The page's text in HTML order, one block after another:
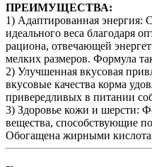
ПРЕИМУЩЕСТВА:
1) Адаптированная энергия:
идеального веса благодаря
рациона, отвечающей
мелких размеров. Формула
2) Улучшенная вкусовая
вкусовые качества корма
привередливых в питании
3) Здоровье кожи и шерсти:
вещества, способствующие
Обогащена жирными